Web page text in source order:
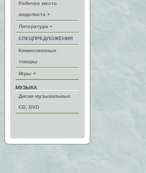
Рабочее место
моделиста +
Литература +
СПЕЦПРЕДЛОЖЕНИЯ
Комиссионные
товары
Игры +
МУЗЫКА
Диски музыкальные
CD, DVD